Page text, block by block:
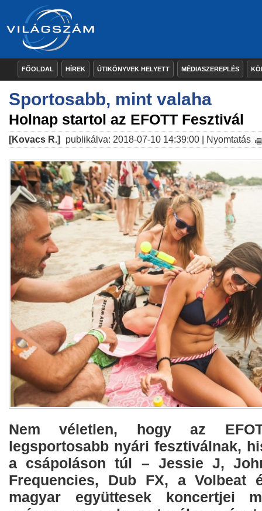
FŐOLDAL HÍREK ÚTIKÖNYVEK HELYETT MÉDIASZEREPLÉS
Sportosabb, mint valaha
Holnap startol az EFOTT Fesztivál
[Kovacs R.] publikálva: 2018-07-10 14:39:00 | Nyomtatás
Nem véletlen, hogy az
legsportosabb nyári fesztiválnak,
a csápoláson túl – Jessie J,
Frequencies, Dub FX, a Volbeat
magyar együttesek koncertjei